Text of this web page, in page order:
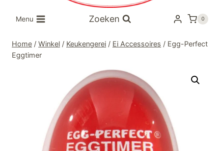
Menu Zoeken 0
Home / Winkel / Keukengerei / Ei Accessoires / Egg-Perfect
Eggtimer